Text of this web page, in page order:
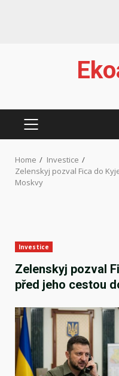
PRIMARY
Home
Investice
Zelenskyj pozval Fica do
Moskvy
Investice
Zelenskyj pozval
před jeho cestou